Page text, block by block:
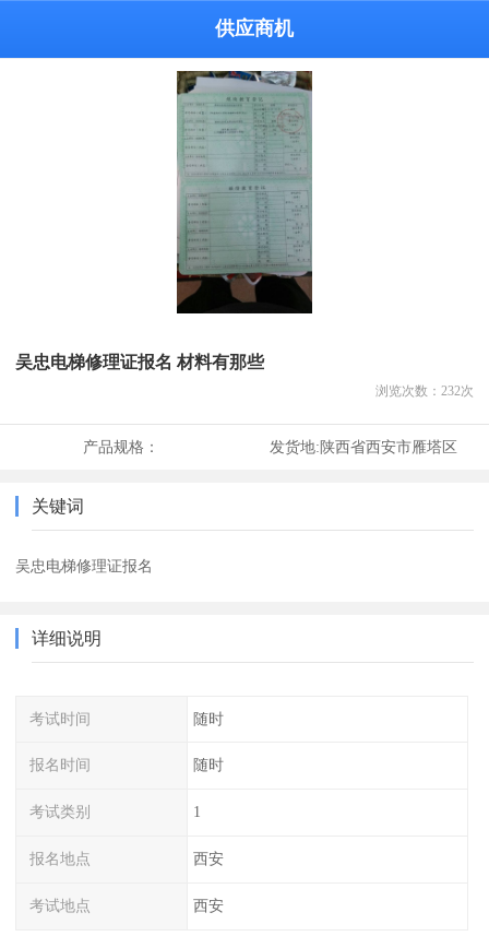
供应商机
吴忠电梯修理证报名 材料有那些
浏览次数： 232次
产品规格： 发货地:陕西省西安市雁塔区
关键词
吴忠电梯修理证报名
详细说明
考试时间 随时
报名时间 随时
考试类别 1
报名地点 西安
考试地点 西安